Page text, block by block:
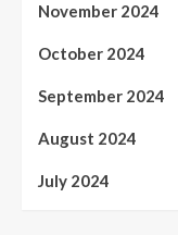
November 2024
October 2024
September 2024
August 2024
July 2024